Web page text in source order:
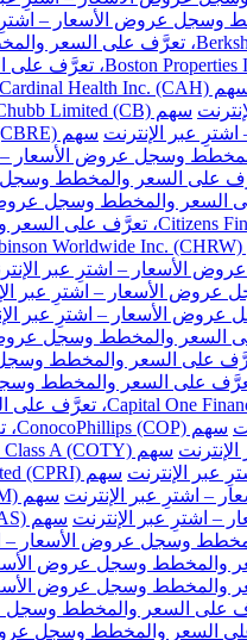
سهم ConocoPhillips (COP)، تعرَّف على السعر والمخطط وسجل عروض الأسعار – اشترِ عبر الإنترنت